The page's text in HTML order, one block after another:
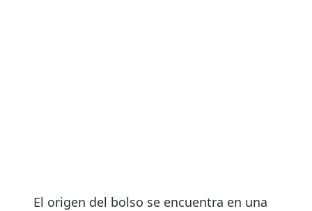
El origen del bolso se encuentra en una